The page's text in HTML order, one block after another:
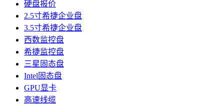
硬盘报价
2.5寸希捷企业盘
3.5寸希捷企业盘
西数监控盘
希捷监控盘
三星固态盘
Intel固态盘
GPU显卡
高速线缆